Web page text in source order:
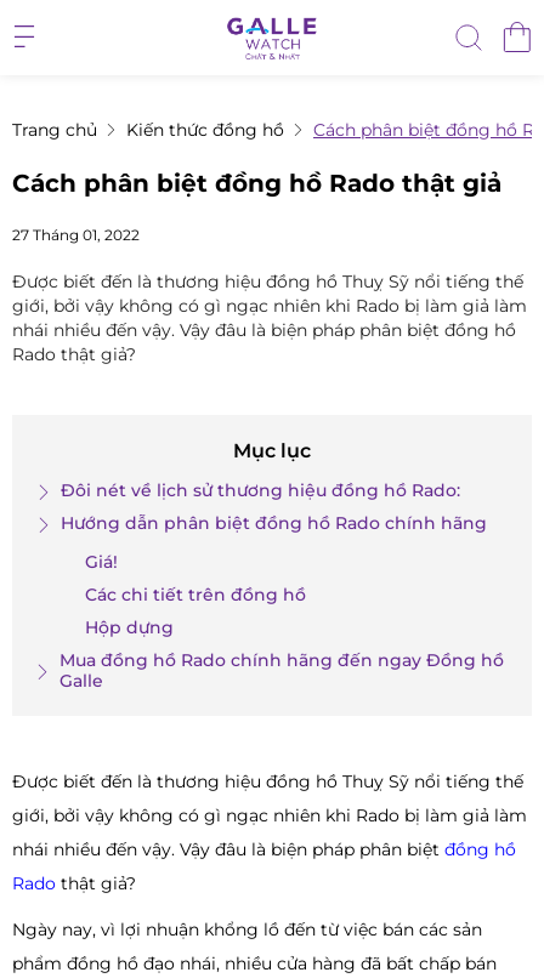
Trang chủ Kiến thức đồng hồ Cách phân biệt đồng hồ
Cách phân biệt đồng hồ Rado thật giả
27 Tháng 01, 2022
Được biết đến là thương hiệu đồng hồ Thuỵ Sỹ nổi tiếng thế
giới, bởi vậy không có gì ngạc nhiên khi Rado bị làm giả làm
nhái nhiều đến vậy. Vậy đâu là biện pháp phân biệt đồng hồ
Rado thật giả?
Mục lục
Đôi nét về lịch sử thương hiệu đồng hồ Rado:
Hướng dẫn phân biệt đồng hồ Rado chính hãng
Giá!
Các chi tiết trên đồng hồ
Hộp dựng
Mua đồng hồ Rado chính hãng đến ngay Đồng hồ
Galle
Được biết đến là thương hiệu đồng hồ Thuỵ Sỹ nổi tiếng thế
giới, bởi vậy không có gì ngạc nhiên khi Rado bị làm giả làm
nhái nhiều đến vậy. Vậy đâu là biện pháp phân biệt đồng hồ
Rado thật giả?
Ngày nay, vì lợi nhuận khổng lồ đến từ việc bán các sản
phẩm đồng hồ đạo nhái, nhiều cửa hàng đã bất chấp bán